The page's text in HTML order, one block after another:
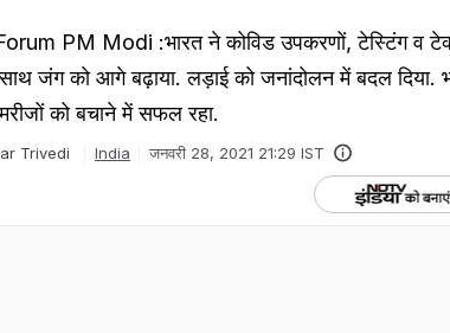
PM Modi :भारत ने कोविड उपकरणों, टेस्टिंग व
साथ जंग को आगे बढ़ाया. लड़ाई को जनांदोलन में बदल दिया.
मरीजों को बचाने में सफल रहा.
Trivedi India जनवरी 28, 2021 21:29 IST